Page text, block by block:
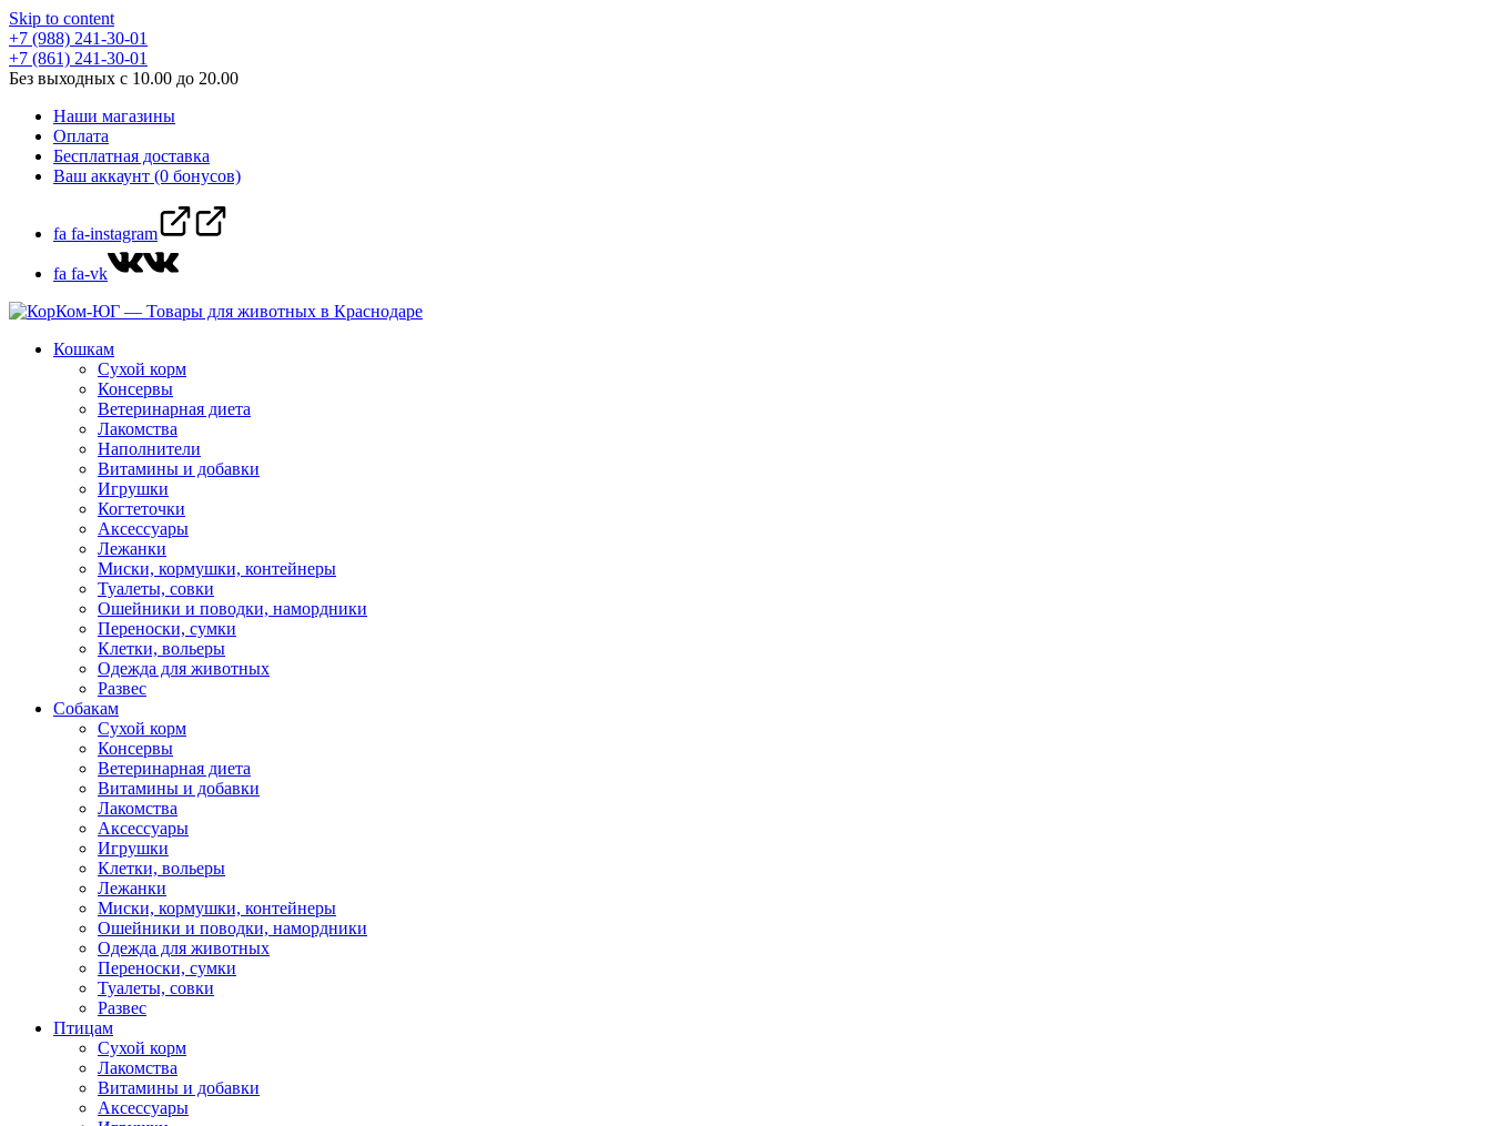
Skip to content
+7 (988) 241-30-01
+7 (861) 241-30-01
Без выходных с 10.00 до 20.00
Наши магазины
Оплата
Бесплатная доставка
Ваш аккаунт (0 бонусов)
fa fa-instagram
fa fa-vk
Кошкам
Сухой корм
Консервы
Ветеринарная диета
Лакомства
Наполнители
Витамины и добавки
Игрушки
Когтеточки
Аксессуары
Лежанки
Миски, кормушки, контейнеры
Туалеты, совки
Ошейники и поводки, намордники
Переноски, сумки
Клетки, вольеры
Одежда для животных
Развес
Собакам
Сухой корм
Консервы
Ветеринарная диета
Витамины и добавки
Лакомства
Аксессуары
Игрушки
Клетки, вольеры
Лежанки
Миски, кормушки, контейнеры
Ошейники и поводки, намордники
Одежда для животных
Переноски, сумки
Туалеты, совки
Развес
Птицам
Сухой корм
Лакомства
Витамины и добавки
Аксессуары